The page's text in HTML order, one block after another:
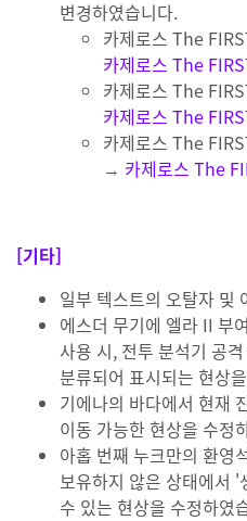
변경하였습니다.
카제로스 The
카제로스 The
카제로스 The
카제로스 The
카제로스 The
→ 카제로스 The
[기타]
일부 텍스트의 오탈자 및
에스더 무기에 엘라 II 부
사용 시, 전투 분석기 공
분류되어 표시되는 현상
기에나의 바다에서 현재
이동 가능한 현상을 수정
아홉 번째 누크만의 환영
보유하지 않은 상태에서
수 있는 현상을 수정하였